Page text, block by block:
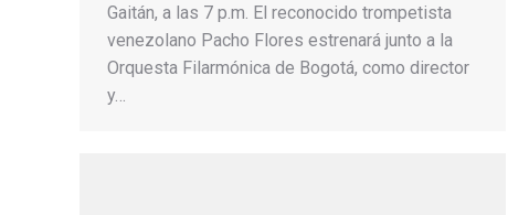
Gaitán, a las 7 p.m. El reconocido trompetista
venezolano Pacho Flores estrenará junto a la
Orquesta Filarmónica de Bogotá, como director
y…